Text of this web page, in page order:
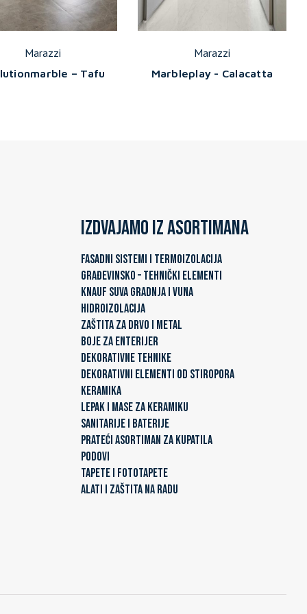
Marazzi
– Tafu
Marazzi
Marbleplay - Calacatta
Izdvajamo iz asortimana
FASADNI SISTEMI I TERMOIZOLACIJA
GRAĐEVINSKO – TEHNIČKI ELEMENTI
KNAUF SUVA GRADNJA I VUNA
HIDROIZOLACIJA
ZAŠTITA ZA DRVO I METAL
BOJE ZA ENTERIJER
DEKORATIVNE TEHNIKE
DEKORATIVNI ELEMENTI OD STIROPORA
KERAMIKA
LEPAK I MASE ZA KERAMIKU
SANITARIJE I BATERIJE
PRATEĆI ASORTIMAN ZA KUPATILA
PODOVI
TAPETE I FOTOTAPETE
ALATI I ZAŠTITA NA RADU